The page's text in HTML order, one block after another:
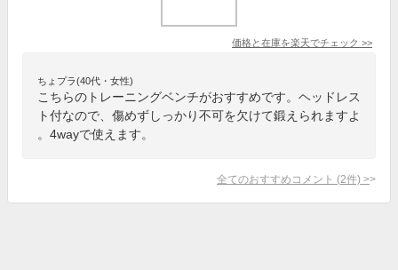
価格と在庫を楽天でチェック >>
ちょプラ(40代・女性)
こちらのトレーニングベンチがおすすめです。ヘッドレス
ト付なので、傷めずしっかり不可を欠けて鍛えられますよ
。4wayで使えます。
全てのおすすめコメント (2件) >